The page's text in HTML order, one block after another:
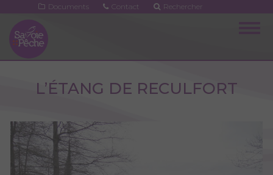
contenu
principal
Documents Contact Rechercher
L’ÉTANG DE RECULFORT